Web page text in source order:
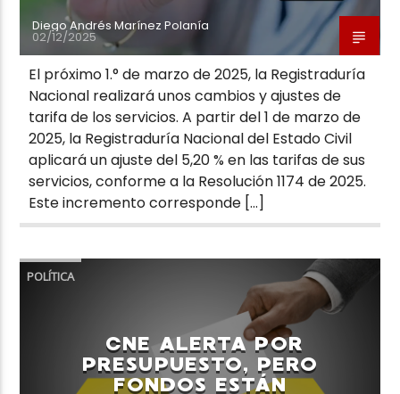
Diego Andrés Marínez Polanía
02/12/2025
El próximo 1.° de marzo de 2025, la Registraduría
Nacional realizará unos cambios y ajustes de
tarifa de los servicios. A partir del 1 de marzo de
2025, la Registraduría Nacional del Estado Civil
aplicará un ajuste del 5,20 % en las tarifas de sus
servicios, conforme a la Resolución 1174 de 2025.
Este incremento corresponde […]
POLÍTICA
CNE ALERTA POR
PRESUPUESTO, PERO
FONDOS ESTÁN